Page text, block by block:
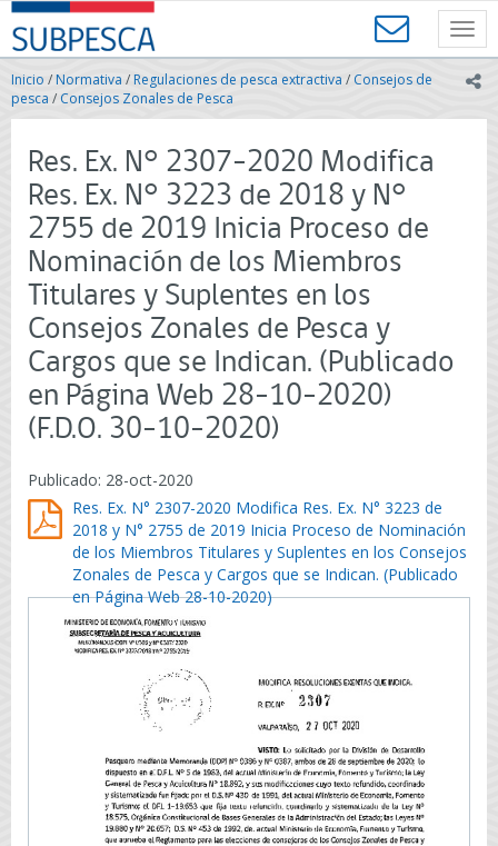
Contenido
principal
SUBPESCA
-
Subsecretaría
de
Pesca
Acuicultura
Gobierno
de
Chile
Inicio /Normativa / Regulaciones de pesca extractiva / Consejos de
pesca / Consejos Zonales de Pesca
Res. Ex. N° 2307-2020 Modifica
Res. Ex. N° 3223 de 2018 y N°
2755 de 2019 Inicia Proceso de
Nominación de los Miembros
Titulares y Suplentes en los
Consejos Zonales de Pesca y
Cargos que se Indican. (Publicado
en Página Web 28-10-2020)
(F.D.O. 30-10-2020)
Publicado: 28-oct-2020
Res. Ex. N° 2307-2020 Modifica Res. Ex. N° 3223 de
2018 y N° 2755 de 2019 Inicia Proceso de Nominación
de los Miembros Titulares y Suplentes en los Consejos
Zonales de Pesca y Cargos que se Indican. (Publicado
en Página Web 28-10-2020)